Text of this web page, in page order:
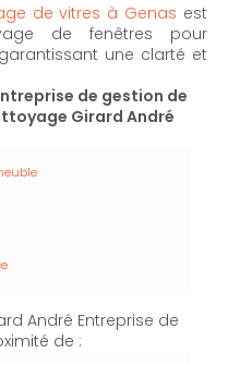
de vitres à Genas est
de fenêtres pour
une clarté et
de gestion de
Girard André
André Entreprise de
de :